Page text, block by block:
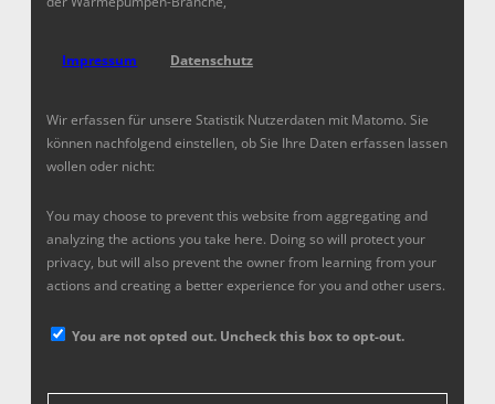
Impressum Datenschutz
Wir erfassen für unsere Statistik Nutzerdaten mit Matomo. Sie
können nachfolgend einstellen, ob Sie Ihre Daten erfassen lassen
wollen oder nicht:
You may choose to prevent this website from aggregating and
analyzing the actions you take here. Doing so will protect your
privacy, but will also prevent the owner from learning from your
actions and creating a better experience for you and other users.
You are not opted out. Uncheck this box to opt-out.